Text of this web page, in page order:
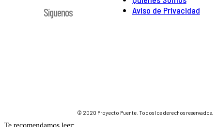
Aviso de Privacidad
Síguenos
© 2020 Proyecto Puente. Todos los derechos reservados.
Te recomendamos leer: